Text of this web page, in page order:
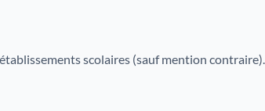
scolaires (sauf mention contraire).